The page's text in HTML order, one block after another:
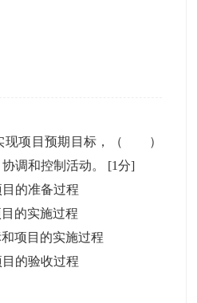
现项目预期目标，（ ）
调和控制活动。 [1分]
的准备过程
的实施过程
项目的实施过程
的验收过程